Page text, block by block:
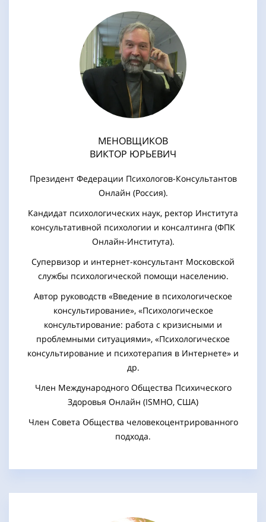
МЕНОВЩИКОВ
ВИКТОР ЮРЬЕВИЧ
Президент Федерации Психологов-Консультантов
Онлайн (Россия).
Кандидат психологических наук, ректор Института
консультативной психологии и консалтинга (ФПК
Онлайн-Института).
Супервизор и интернет-консультант Московской
службы психологической помощи населению.
Автор руководств «Введение в психологическое
консультирование», «Психологическое
консультирование: работа с кризисными и
проблемными ситуациями», «Психологическое
консультирование и психотерапия в Интернете» и
др.
Член Международного Общества Психического
Здоровья Онлайн (ISMHO, США)
Член Совета Общества человекоцентрированного
подхода.